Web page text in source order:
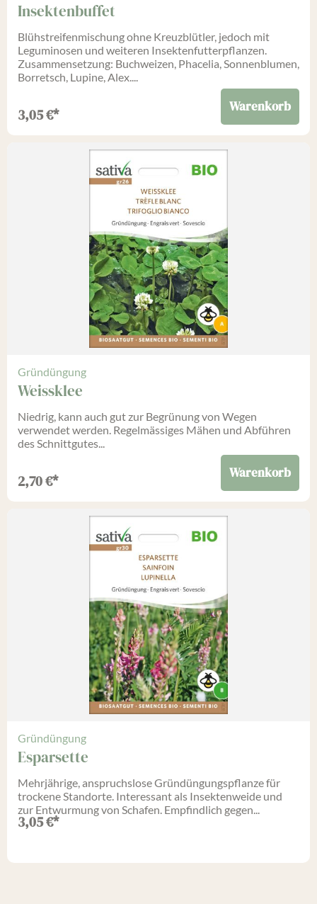
Insektenbuffet
Blühstreifenmischung ohne Kreuzblütler, jedoch mit
Leguminosen und weiteren Insektenfutterpflanzen.
Zusammensetzung: Buchweizen, Phacelia, Sonnenblumen,
Borretsch, Lupine, Alex....
3,05€* Warenkorb
Gründüngung
Weissklee
Niedrig, kann auch gut zur Begrünung von Wegen
verwendet werden. Regelmässiges Mähen und Abführen
des Schnittgutes...
2,70€* Warenkorb
Gründüngung
Esparsette
Mehrjährige, anspruchslose Gründüngungspflanze für
trockene Standorte. Interessant als Insektenweide und
zur Entwurmung von Schafen. Empfindlich gegen...
3,05€*